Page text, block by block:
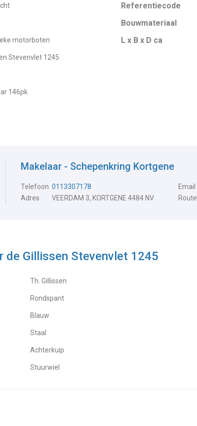
motorboten
Stevenvlet 1245
146pk
Referentiecode
Bouwmateriaal
L x B x D ca
Makelaar - Schepenkring Kortgene
Telefoon 0113307178 Email
Adres
VEERDAM 3, KORTGENE 4484 NV Route
de Gillissen Stevenvlet 1245
Th. Gillissen
Rondspant
Blauw
Staal
Achterkuip
Stuurwiel